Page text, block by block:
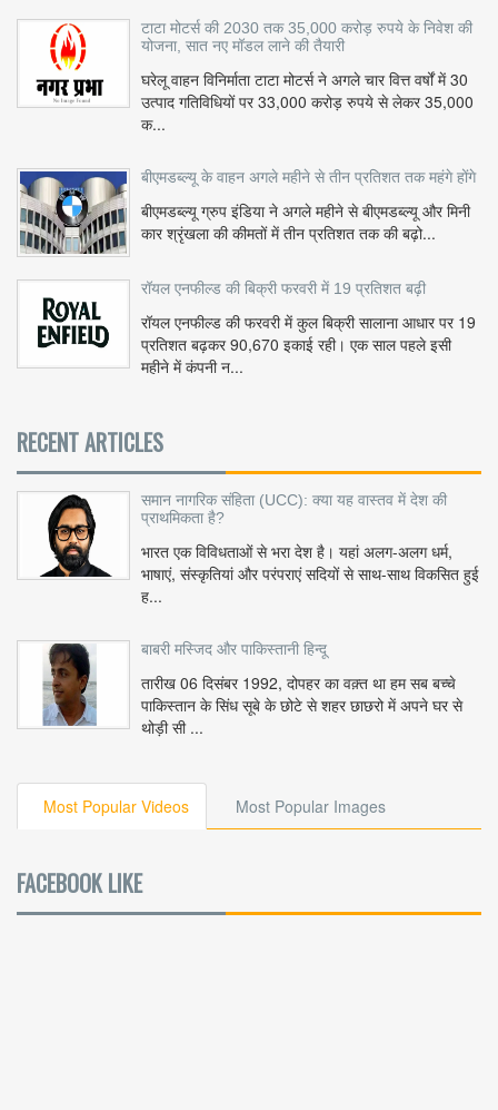
टाटा मोटर्स की 2030 तक 35,000 करोड़ रुपये के निवेश की
योजना, सात नए मॉडल लाने की तैयारी
घरेलू वाहन विनिर्माता टाटा मोटर्स ने अगले चार वित्त वर्षों में 30
उत्पाद गतिविधियों पर 33,000 करोड़ रुपये से लेकर 35,000
क...
बीएमडब्ल्यू के वाहन अगले महीने से तीन प्रतिशत तक महंगे होंगे
बीएमडब्ल्यू ग्रुप इंडिया ने अगले महीने से बीएमडब्ल्यू और मिनी
कार श्रृंखला की कीमतों में तीन प्रतिशत तक की बढ़ो...
रॉयल एनफील्ड की बिक्री फरवरी में 19 प्रतिशत बढ़ी
रॉयल एनफील्ड की फरवरी में कुल बिक्री सालाना आधार पर 19
प्रतिशत बढ़कर 90,670 इकाई रही। एक साल पहले इसी
महीने में कंपनी न...
RECENT ARTICLES
समान नागरिक संहिता (UCC): क्या यह वास्तव में देश की
प्राथमिकता है?
भारत एक विविधताओं से भरा देश है। यहां अलग-अलग धर्म,
भाषाएं, संस्कृतियां और परंपराएं सदियों से साथ-साथ विकसित हुई
ह...
बाबरी मस्जिद और पाकिस्तानी हिन्दू
तारीख 06 दिसंबर 1992, दोपहर का वक़्त था हम सब बच्चे
पाकिस्तान के सिंध सूबे के छोटे से शहर छाछरो में अपने घर से
थोड़ी सी ...
Most Popular Videos Most Popular Images
FACEBOOK LIKE